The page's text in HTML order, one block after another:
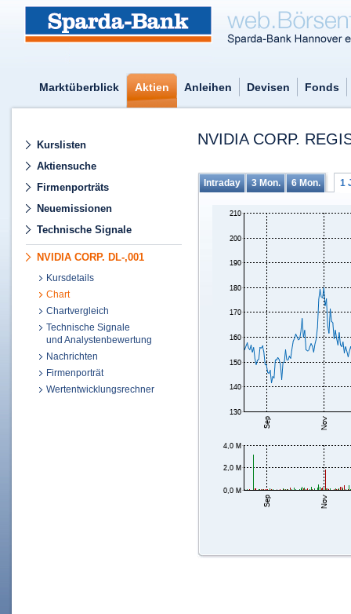
Marktüberblick Aktien Anleihen Devisen Fonds
Kurslisten
Aktiensuche
Firmenporträts
Neuemissionen
Technische Signale
NVIDIA CORP. DL-,001
Kursdetails
Chart
Chartvergleich
Technische Signale
und Analystenbewertung
Nachrichten
Firmenporträt
Wertentwicklungsrechner
NVIDIA CORP.
Intraday 3 Mon. 6 Mon. 1